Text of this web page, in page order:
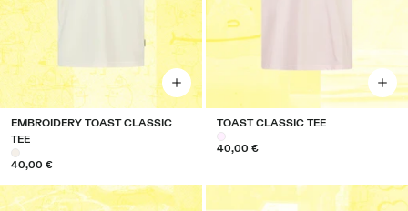
EMBROIDERY TOAST CLASSIC
TEE
40,00 €
TOAST CLASSIC TEE
40,00 €